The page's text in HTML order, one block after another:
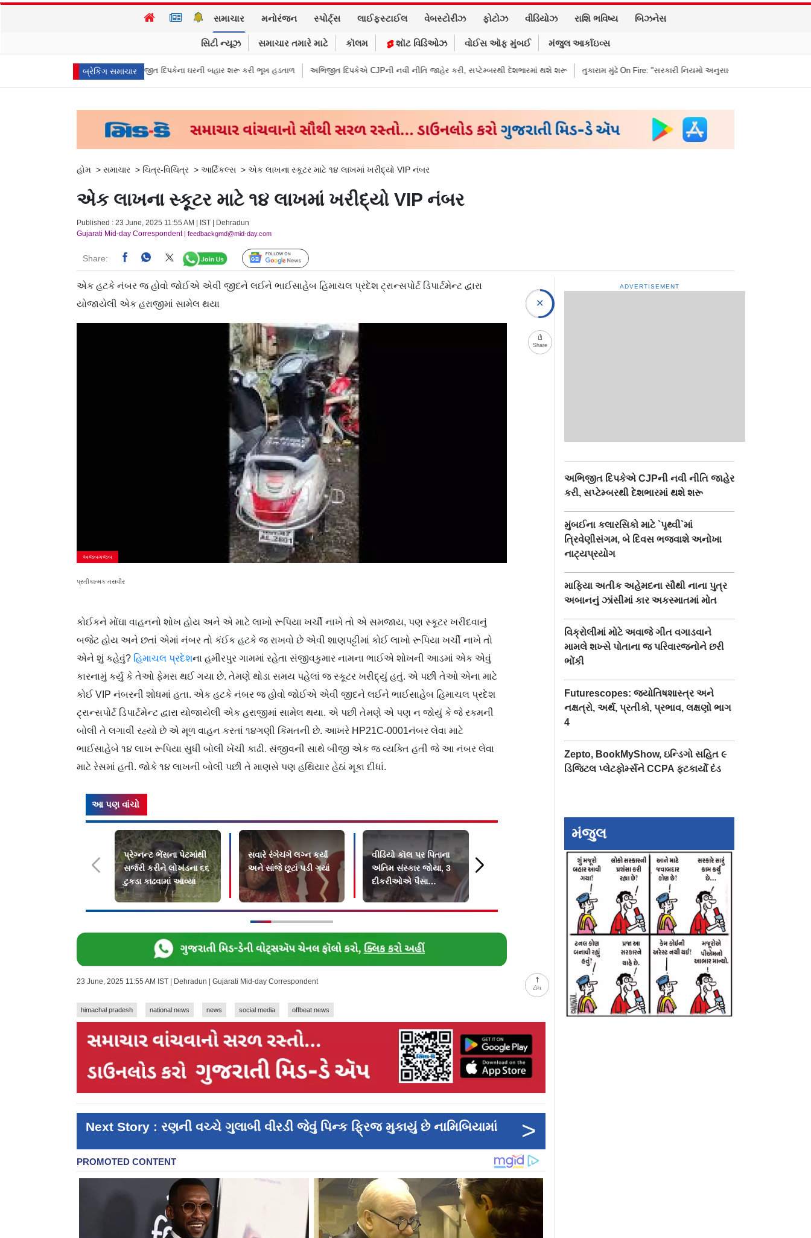
સમાચાર મનોરંજન સ્પોર્ટ્સ લાઈફસ્ટાઈલ વેબસ્ટોરીઝ ફોટોઝ વીડિયોઝ રાશિ ભવિષ્ય બિઝનેસ
સિટી ન્યૂઝ સમાચાર તમારે માટે કૉલમ શૉટ વિડિઓઝ વોઈસ ઑફ મુંબઈ મંજુલ આર્કાઇવ્સ
બ્રેકિંગ સમાચાર
જોઈતા”: CJPના અભિજીત દિપકેના ઘરની બહાર શરૂ કરી ભૂખ હડતાળ અભિજીત દિપકેએ CJPની નવી નીતિ જાહેર કરી, સપ્ટેમ્બરથી દેશભારમાં થશે શરૂ તુકારામ મુંઢે On Fire: "સરકારી નિયમો અનુસાર કામ નથી કરવું તો રાજીનામું આપી દો"
હોમ > સમાચાર > ચિત્ર-વિચિત્ર > આર્ટિકલ્સ > એક લાખના સ્કૂટર માટે ૧૪ લાખમાં ખરીદ્યો VIP નંબર
એક લાખના સ્કૂટર માટે ૧૪ લાખમાં ખરીદ્યો VIP નંબર
Published : 23 June, 2025 11:55 AM | IST | Dehradun
Gujarati Mid-day Correspondent| feedbackgmd@mid-day.com
Share: Follow Us
ટોચ
એક હટકે નંબર જ હોવો જોઈએ એવી જીદને લઈને ભાઈસાહેબ હિમાચલ પ્રદેશ ટ્રાન્સપોર્ટ ડિપાર્ટમેન્ટ દ્વારા
યોજાયેલી એક હરાજીમાં સામેલ થયા
અજબગજબ
પ્રતીકાત્મક તસવીર
કોઈકને મોંઘા વાહનનો શોખ હોય અને એ માટે લાખો રૂપિયા ખર્ચી નાખે તો એ સમજાય, પણ સ્કૂટર ખરીદવાનું
બજેટ હોય અને છતાં એમાં નંબર તો કંઈક હટકે જ રાખવો છે એવી શાણપટ્ટીમાં કોઈ લાખો રૂપિયા ખર્ચી નાખે તો
એને શું કહેવું? હિમાચલ પ્રદેશના હમીરપુર ગામમાં રહેતા સંજીવકુમાર નામના ભાઈએ શોખની આડમાં એક એવું
કારનામું કર્યું કે તેઓ ફેમસ થઈ ગયા છે. તેમણે થોડા સમય પહેલાં જ સ્કૂટર ખરીદ્યું હતું. એ પછી તેઓ એના માટે
કોઈ VIP નંબરની શોધમાં હતા. એક હટકે નંબર જ હોવો જોઈએ એવી જીદને લઈને ભાઈસાહેબ હિમાચલ પ્રદેશ
ટ્રાન્સપોર્ટ ડિપાર્ટમેન્ટ દ્વારા યોજાયેલી એક હરાજીમાં સામેલ થયા. એ પછી તેમણે એ પણ ન જોયું કે જે રકમની
બોલી તે લગાવી રહ્યો છે એ મૂળ વાહન કરતાં ૧૪ગણી કિંમતની છે. આખરે HP21C-0001નંબર લેવા માટે
ભાઈસાહેબે ૧૪ લાખ રૂપિયા સુધી બોલી ખેંચી કાઢી. સંજીવની સાથે બીજી એક જ વ્યક્તિ હતી જે આ નંબર લેવા
માટે રેસમાં હતી. જોકે ૧૪ લાખની બોલી પછી તે માણસે પણ હથિયાર હેઠાં મૂકા દીધાં.
આ પણ વાંચો
પ્રેગ્નન્ટ ભેંસના પેટમાંથી
સર્જરી કરીને લોખંડના ૬૬
ટુકડા કાઢવામાં આવ્યા
સવારે રંગેચંગે લગ્ન કર્યાં
અને સાંજે છૂટાં પડી ગયાં
વીડિયો કૉલ પર પિતાના
અંતિમ સંસ્કાર જોયા, 3
દીકરીઓએ પૈસા
મોકલાવ્યા પણ હાજરી ન
આપી
નૉર્થ કોરિયામાં ગરમીથી
બચવા સરકારે ડૉગ મીટ
૨૦ લાખનાં ઘરેણાં પહેરીને
ગોલ્ડન શિવજીની પ્રતિમા
સાથે ચાલતો ગોલ્ડન
કાવડિયો ફેમસ
Share
23 June, 2025 11:55 AM IST | Dehradun | Gujarati Mid-day Correspondent
himachal pradesh national news news social media offbeat news
Next Story : રણની વચ્ચે ગુલાબી વીરડી જેવું પિન્ક ફ્રિજ મુકાયું છે નામિબિયામાં >
ADVERTISEMENT
અભિજીત દિપકેએ CJPની નવી નીતિ જાહેર
કરી, સપ્ટેમ્બરથી દેશભારમાં થશે શરૂ
મુંબઈના કલારસિકો માટે `પૃથ્વી`માં
ત્રિવેણીસંગમ, બે દિવસ ભજવાશે અનોખા
નાટ્યપ્રયોગ
માફિયા અતીક અહેમદના સૌથી નાના પુત્ર
અબાનનું ઝાંસીમાં કાર અકસ્માતમાં મોત
વિક્રોલીમાં મોટે અવાજે ગીત વગાડવાને
મામલે શખ્સે પોતાના જ પરિવારજનોને છરી
ભોંકી
Futurescopes: જ્યોતિષશાસ્ત્ર અને
નક્ષત્રો, અર્થ, પ્રતીકો, પ્રભાવ, લક્ષણો ભાગ
4
Zepto, BookMyShow, ઇન્ડિગો સહિત ૯
ડિજિટલ પ્લેટફોર્મ્સને CCPA ફટકાર્યો દંડ
મંજુલ